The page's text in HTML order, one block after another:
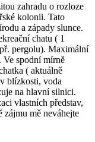
zahradu o rozloze
kolonii. Tato
a západy slunce.
chatu ( 1
pergolu). Maximální
Ve spodní mírně
( aktuálně
blízkosti, voda
na hlavní silnici.
vlastních představ,
zájmu mě neváhejte